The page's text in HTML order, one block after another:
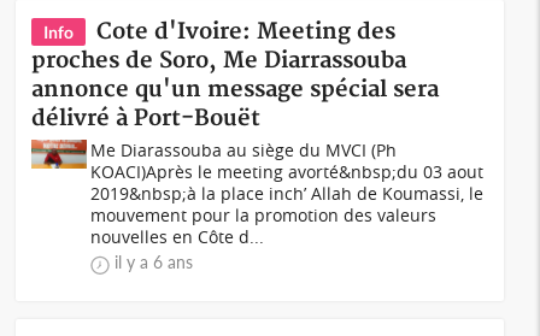
Info
Cote d'Ivoire: Meeting des
proches de Soro, Me Diarrassouba
annonce qu'un message spécial sera
délivré à Port-Bouët
Me Diarassouba au siège du MVCI (Ph
KOACI)Après le meeting avorté&nbsp;du 03 aout
2019&nbsp;à la place inch’ Allah de Koumassi, le
mouvement pour la promotion des valeurs
nouvelles en Côte d...
il y a 6 ans